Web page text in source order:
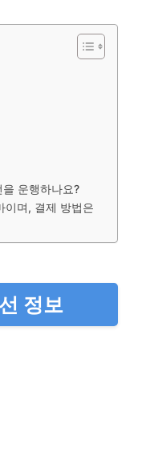
운행하나요?
이며, 결제 방법은
정보